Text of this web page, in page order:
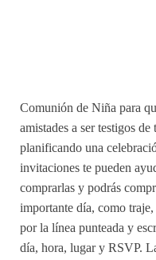
Comunión de Niña para
amistades a ser testigos
planificando una
invitaciones te pueden
comprarlas y podrás
importante día, como
por la línea punteada y
día, hora, lugar y RSVP.